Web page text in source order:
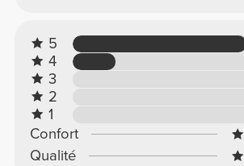
5
4
3
2
1
Confort
Qualité